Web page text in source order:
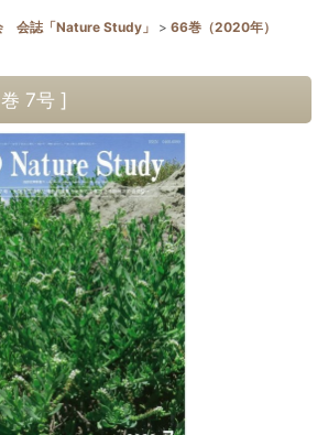
会誌「Nature Study」 > 66巻（2020年）
7号 ]